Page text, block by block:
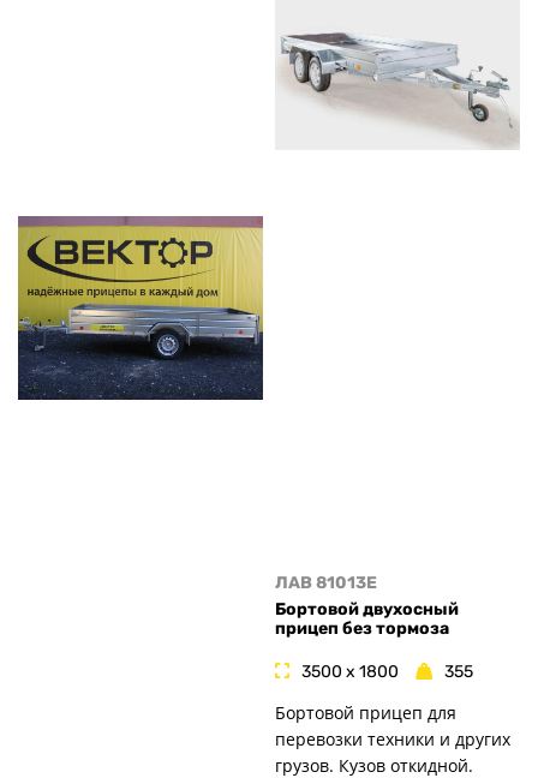
ЛАВ 81013E
Бортовой двухосный
прицеп без тормоза
3500 x 1800 355
Бортовой прицеп для
перевозки техники и других
грузов. Кузов откидной.